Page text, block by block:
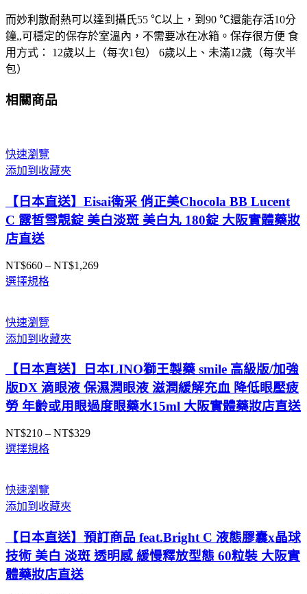
而妙利散耐熱可以達到攝氏55 ℃以上，到90 ℃還能存活10分
鐘,,可穩定的保存於室溫內，不需要冰在冰箱。保存很方便 食
用方式： 12歲以上（每次1包） 6歲以上、未滿12歲（每次半
包）
相關商品
快速瀏覽
添加到收藏夾
【日本直送】Eisai衛采 俏正美Chocola BB Lucent
C 露皙雪靚錠 美白淡斑 美白丸 180錠 大阪實體藥妝
店直送
NT$660 – NT$1,269價
NT$1,269
選擇規格
快速瀏覽
添加到收藏夾
【日本直送】日本LINO獅王製藥 smile 高級版/加強
版DX 滴眼液 保濕潤眼液 滋潤緩解充血 降低眼壓疲
勞 年齡或用眼過度眼藥水15ml 大阪實體藥妝店直送
NT$210 – NT$329價
選擇規格
快速瀏覽
添加到收藏夾
【日本直送】預訂商品 feat.Bright C 液態膠囊x晶球
技術 美白 淡斑 透明感 緩慢釋放型態 60粒裝 大阪實
體藥妝店直送